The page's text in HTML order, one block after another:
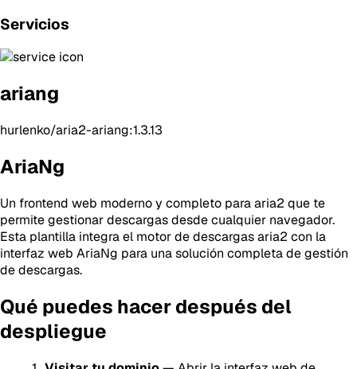
Servicios
ariang
hurlenko/aria2-ariang:1.3.13
AriaNg
Un frontend web moderno y completo para aria2 que te
permite gestionar descargas desde cualquier navegador.
Esta plantilla integra el motor de descargas aria2 con la
interfaz web AriaNg para una solución completa de gestión
de descargas.
Qué puedes hacer después del
despliegue